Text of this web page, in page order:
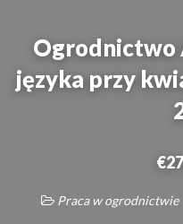
Ogrodnictwo
języka przy
Praca w ogrodnictwie